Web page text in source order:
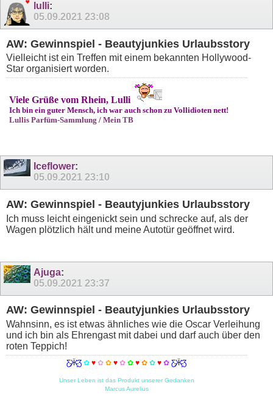
lulli:
05.09.2021 23:08
AW: Gewinnspiel - Beautyjunkies Urlaubsstory
Vielleicht ist ein Treffen mit einem bekannten Hollywood-
Star organisiert worden.
Viele Grüße vom Rhein, Lulli
Ich bin ein guter Mensch, ich war auch schon zu Vollidioten nett!
Lullis Parfüm-Sammlung / Mein TB
Iceflower:
05.09.2021 23:10
AW: Gewinnspiel - Beautyjunkies Urlaubsstory
Ich muss leicht eingenickt sein und schrecke auf, als der
Wagen plötzlich hält und meine Autotür geöffnet wird.
Ajuga:
05.09.2021 23:37
AW: Gewinnspiel - Beautyjunkies Urlaubsstory
Wahnsinn, es ist etwas ähnliches wie die Oscar Verleihung
und ich bin als Ehrengast mit dabei und darf auch über den
roten Teppich!
Ƹ̵̡Ӝ̵̨̄Ʒ ✿♥✿ ✿ ♥✿✿♥✿✿♥✿Ƹ̵̡Ӝ̵̨̄Ʒ
Unser Leben ist das Produkt unserer Gedanken
Marcus Aurelius